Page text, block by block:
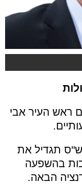
ראש העיר אבי
תגדיל את
לזכות בהשפעה
הבאה.